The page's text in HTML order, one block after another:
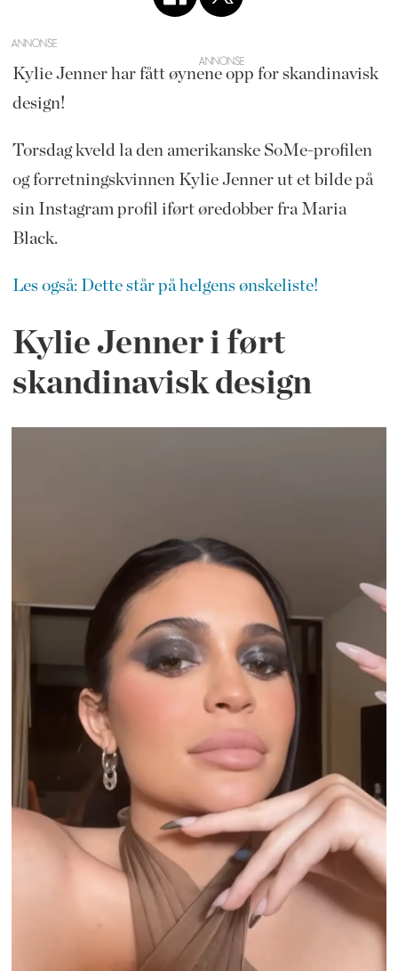
ANNONSE
Kylie Jenner har fått øynene opp for skandinavisk
design!
Torsdag kveld la den amerikanske SoMe-profilen
og forretningskvinnen Kylie Jenner ut et bilde på
sin Instagram profil iført øredobber fra Maria
Black.
Les også: Dette står på helgens ønskeliste!
Kylie Jenner i ført
skandinavisk design